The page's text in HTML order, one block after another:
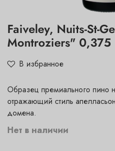
Faiveley, Nuits-St-
Montroziers" 0,375
В избранное
Нет в наличии
Образец премиального пино
отражающий стиль
домена.